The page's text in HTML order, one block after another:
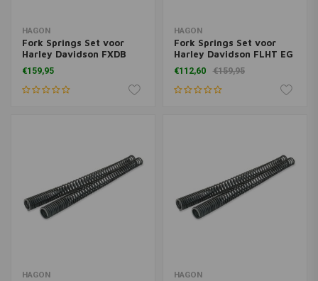
HAGON
Fork Springs Set voor
Harley Davidson FXDB
Dyna Street Bob ** 06>
€159,95
HAGON
Fork Springs Set voor
Harley Davidson FLHT EG
Standard 1996>
€112,60 €159,95
HAGON HAGON